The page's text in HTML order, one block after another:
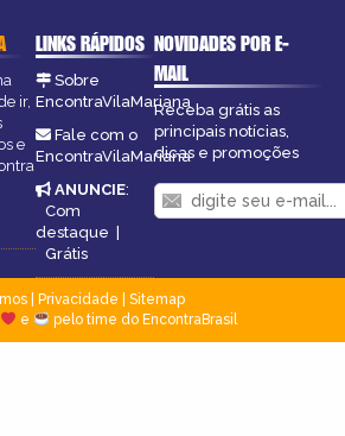
ir,
e
LINKS RÁPIDOS
Sobre
EncontraVilaMariana
Fale com o
EncontraVilaMariana
ANUNCIE:
Com
destaque |
Grátis
NOVIDADES POR E-
MAIL
Receba grátis as
principais notícias,
dicas e promoções
| Privacidade
Sitemap
e pelo time do EncontraBrasil